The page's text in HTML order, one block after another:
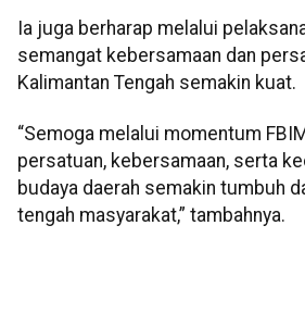
Ia juga berharap melalui
semangat kebersamaan dan
Kalimantan Tengah semakin kuat.
“Semoga melalui momentum
persatuan, kebersamaan, serta
budaya daerah semakin tumbuh
tengah masyarakat,” tambahnya.